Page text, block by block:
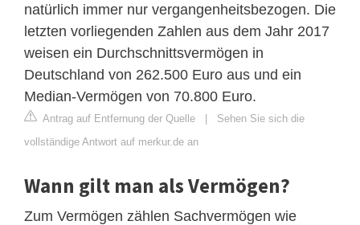
natürlich immer nur vergangenheitsbezogen. Die
letzten vorliegenden Zahlen aus dem Jahr 2017
weisen ein Durchschnittsvermögen in
Deutschland von 262.500 Euro aus und ein
Median-Vermögen von 70.800 Euro.
Antrag auf Entfernung der Quelle | Sehen Sie sich die
vollständige Antwort auf merkur.de an
Wann gilt man als Vermögen?
Zum Vermögen zählen Sachvermögen wie